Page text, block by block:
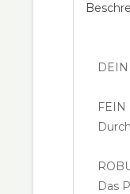
FEIN
Das